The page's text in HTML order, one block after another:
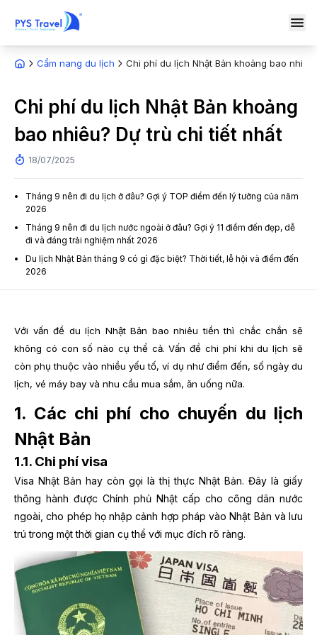
Cẩm nang du lịch Chi phí du lịch Nhật Bản khoảng bao
Chi phí du lịch Nhật Bản khoảng
bao nhiêu? Dự trù chi tiết nhất
18/07/2025
Tháng 9 nên đi du lịch ở đâu? Gợi ý TOP điểm đến lý tưởng của năm
2026
Tháng 9 nên đi du lịch nước ngoài ở đâu? Gợi ý 11 điểm đến đẹp, dễ
đi và đáng trải nghiệm nhất 2026
Du lịch Nhật Bản tháng 9 có gì đặc biệt? Thời tiết, lễ hội và điểm đến
2026
Với vấn đề du lịch Nhật Bản bao nhiêu tiền thì chắc chắn sẽ
không có con số nào cụ thể cả. Vấn đề chi phí khi du lịch sẽ
còn phụ thuộc vào nhiều yếu tố, ví dụ như điểm đến, số ngày du
lịch, vé máy bay và nhu cầu mua sắm, ăn uống nữa.
1. Các chi phí cho chuyến du lịch
Nhật Bản
1.1. Chi phí visa
Visa Nhật Bản hay còn gọi là thị thực Nhật Bản. Đây là giấy
thông hành được Chính phủ Nhật cấp cho công dân nước
ngoài, cho phép họ nhập cảnh hợp pháp vào Nhật Bản và lưu
trú trong một thời gian cụ thể với mục đích rõ ràng.